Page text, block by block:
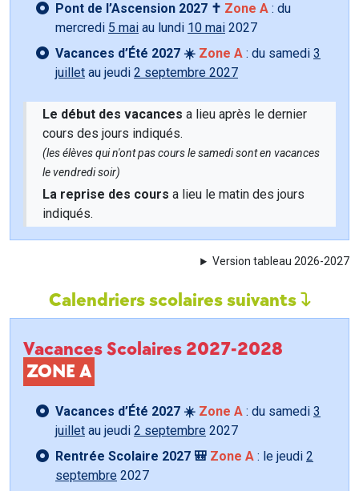
Pont de l’Ascension 2027 ✝️ Zone A : du
mercredi 5 mai au lundi 10 mai 2027
Vacances d’Été 2027 ☀️ Zone A : du samedi 3
juillet au jeudi 2 septembre 2027
Le début des vacances a lieu après le dernier
cours des jours indiqués.
(les élèves qui n'ont pas cours le samedi sont en vacances
le vendredi soir)
La reprise des cours a lieu le matin des jours
indiqués.
Version tableau 2026-2027
Calendriers scolaires suivants
Vacances Scolaires 2027-2028
ZONE A
Vacances d’Été 2027 ☀️ Zone A : du samedi 3
juillet au jeudi 2 septembre 2027
Rentrée Scolaire 2027 🎒 Zone A : le jeudi 2
septembre 2027